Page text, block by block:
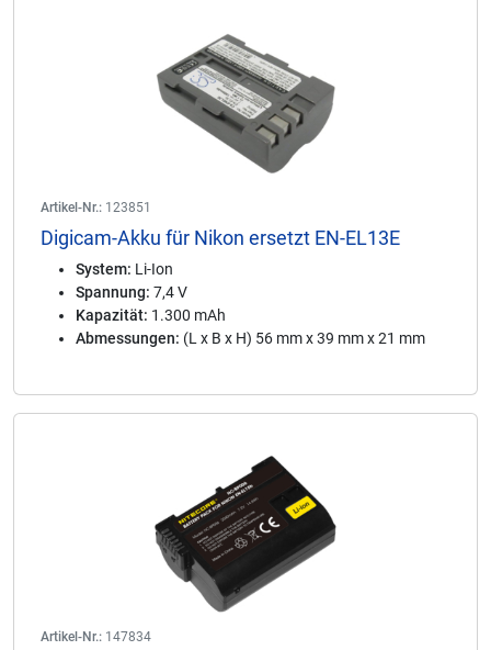
Artikel-Nr.: 123851
Digicam-Akku für Nikon ersetzt EN-EL13E
System: Li-Ion
Spannung: 7,4 V
Kapazität: 1.300 mAh
Abmessungen: (L x B x H) 56 mm x 39 mm x 21 mm
Artikel-Nr.: 147834